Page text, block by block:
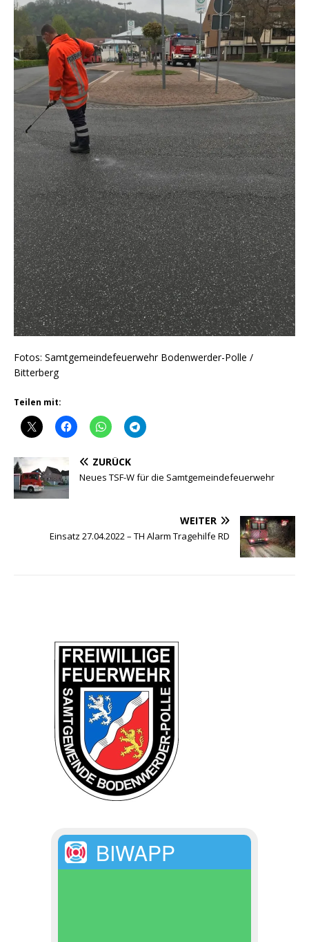
Fotos: Samtgemeindefeuerwehr Bodenwerder-Polle /
Bitterberg
Teilen mit:
ZURÜCK
Neues TSF-W für die Samtgemeindefeuerwehr
WEITER
Einsatz 27.04.2022 – TH Alarm Tragehilfe RD
BIWAPP